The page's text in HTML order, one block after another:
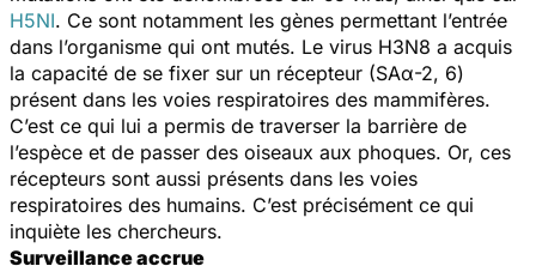
H5NI. Ce sont notamment les gènes permettant l’entrée
dans l’organisme qui ont mutés. Le virus H3N8 a acquis
la capacité de se fixer sur un récepteur (SAα-2, 6)
présent dans les voies respiratoires des mammifères.
C’est ce qui lui a permis de traverser la barrière de
l’espèce et de passer des oiseaux aux phoques. Or, ces
récepteurs sont aussi présents dans les voies
respiratoires des humains. C’est précisément ce qui
inquiète les chercheurs.
Surveillance accrue